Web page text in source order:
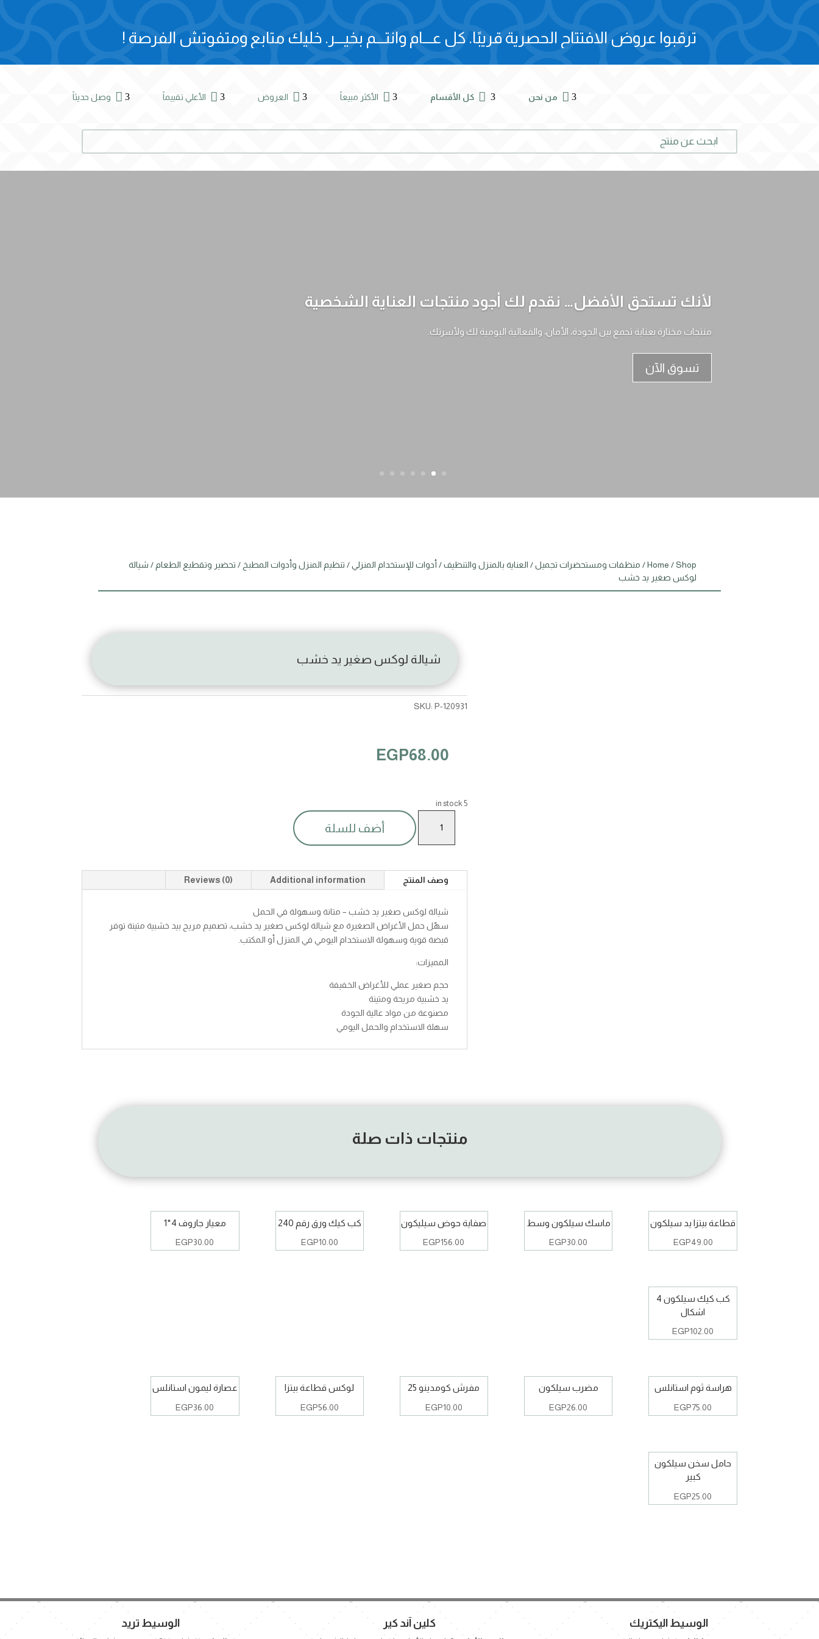
ترقبوا عروض الافتتاح الحصرية قريبًا. كل عـــام وانتـــم بخيـــر. خليك متابع ومتفوتش الفرصة !
3
 من نحن 3
 كل الأقسام 3
 الأكثر مبيعاً 3
 العروض 3
 الأعلي تقييماً 3
 وصل حديثاً
لأنك تستحق الأفضل… نقدم لك أجود منتجات العناية الشخصية
منتجات مختارة بعناية تجمع بين الجودة، الأمان، والفعالية اليومية لك ولأسرتك.
تسوق الآن
Home /Shop
/ منظفات ومستحضرات تجميل/ العناية بالمنزل والتنظيف/ أدوات للإستخدام المنزلي/ تنظيم المنزل وأدوات المطبخ / تحضير وتقطيع الطعام / شيالة
لوكس صغير يد خشب
شيالة لوكس صغير يد خشب
SKU: P-120931
EGP68.00
5 in stock
لوكس
quantity
أضف للسلة
وصف المنتج Additional information
Reviews (0)
شيالة لوكس صغير يد خشب – متانة وسهولة في الحمل
سهّل حمل الأغراض الصغيرة مع شيالة لوكس صغير يد خشب، تصميم مريح بيد خشبية متينة توفر
قبضة قوية وسهولة الاستخدام اليومي في المنزل أو المكتب.
المميزات:
حجم صغير عملي للأغراض الخفيفة
يد خشبية مريحة ومتينة
مصنوعة من مواد عالية الجودة
سهلة الاستخدام والحمل اليومي
منتجات ذات صلة
قطاعة بيتزا يد سيلكون
EGP49.00
ماسك سيلكون وسط
EGP30.00
صفاية حوض سيليكون
EGP156.00
كب كيك ورق رقم 240
EGP10.00
معيار جاروف 4*1
EGP30.00
كب كيك سيلكون 4
اشكال
EGP102.00
هراسة ثوم استانلس
EGP75.00
مضرب سيلكون
EGP26.00
مفرش كومدينو 25
EGP10.00
لوكس قطاعة بيتزا
EGP56.00
عصارة ليمون استانلس
EGP36.00
حامل سخن سيلكون
كبير
EGP25.00
الوسيط تريد كلين آند كير الوسيط اليكتريك